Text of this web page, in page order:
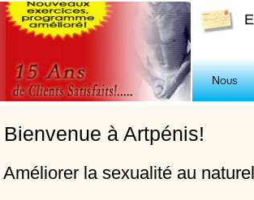
Nous
Bienvenue à Artpénis!
Améliorer la sexualité au